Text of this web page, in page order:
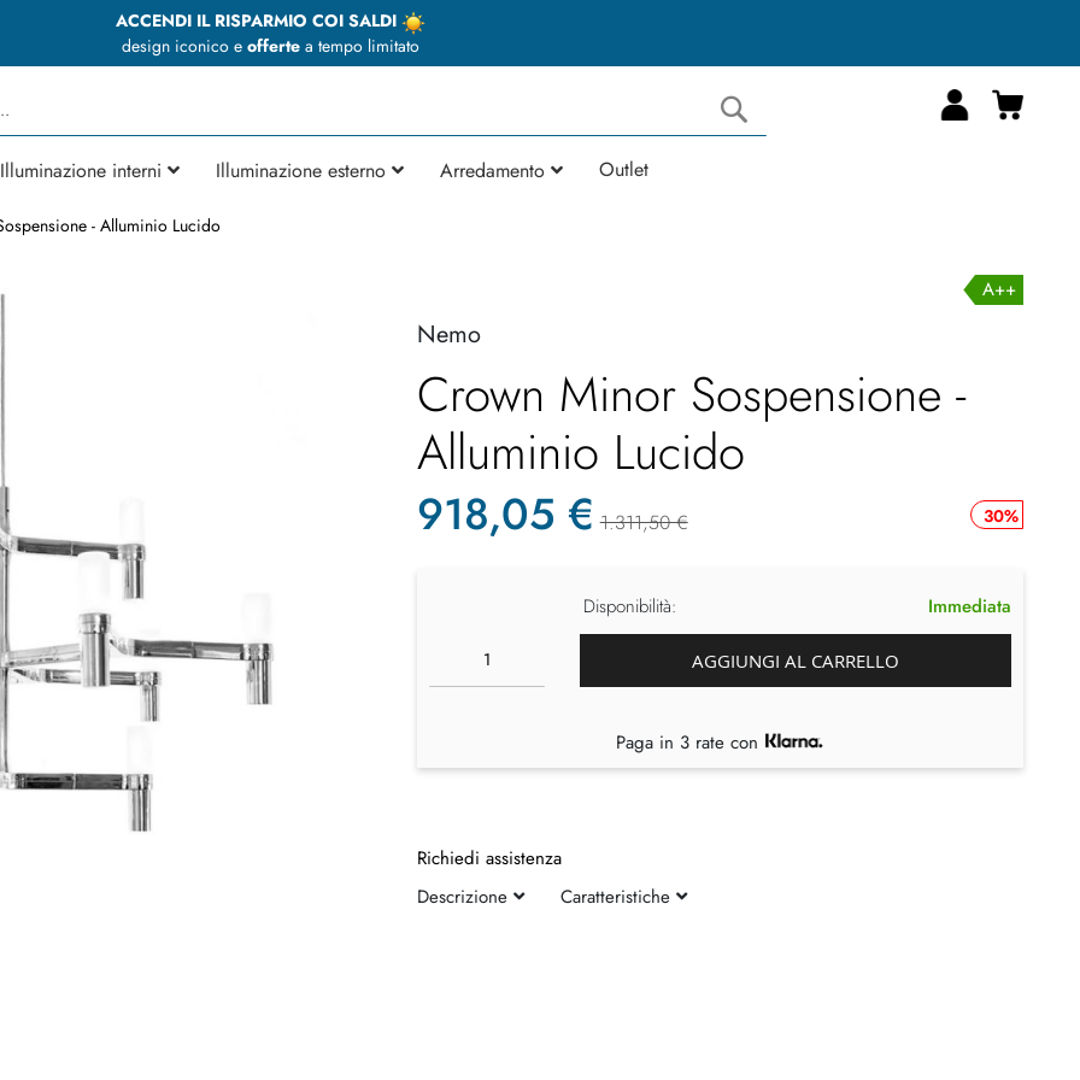
ACCENDI IL RISPARMIO COI SALDI
design iconico e offertea tempo limitato
Cerca
Carrello
Illuminazione interni Illuminazione esterno Arredamento Outlet
- Alluminio Lucido
A++
Nemo
Crown Minor Sospensione -
Alluminio Lucido
30%
918,05 € 1.311,50 €
Disponibilità: Immediata
AGGIUNGI AL CARRELLO
Paga in 3 rate con
Richiedi assistenza
Descrizione
Caratteristiche